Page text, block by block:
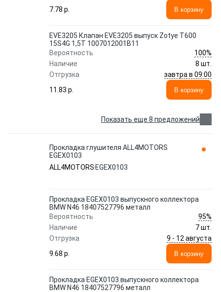
7.78 p.
В корзину
EVE3205 Клапан EVE3205 выпуск Zotye T600
15S4G 1,5T 1007012001B11
Вероятность
100%
Наличие
8 шт.
Отгрузка
завтра в 09:00
11.83 p.
В корзину
Показать еще 8 предложений
Прокладка глушителя ALL4MOTORS
EGEX0103
ALL4MOTORS EGEX0103
Прокладка EGEX0103 выпускного коллектора
BMW N46 18407527796 металл
Вероятность
95%
Наличие
7 шт.
Отгрузка
9 - 12 августа
9.68 p.
В корзину
Прокладка EGEX0103 выпускного коллектора
BMW N46 18407527796 металл